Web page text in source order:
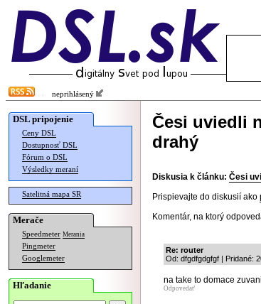
neprihlásený
DSL pripojenie
Ceny DSL
Dostupnosť DSL
Fórum o DSL
Výsledky meraní
Satelitná mapa SR
Merače
Speedmeter Merania
Pingmeter
Googlemeter
Hľadanie
Česi uviedli
drahý
Diskusia k článku: Česi
Prispievajte do diskusií ako
Komentár, na ktorý
Re: router
Od: dfgdfgdgfgf | Pridané:
na take to domace
Odpovedať